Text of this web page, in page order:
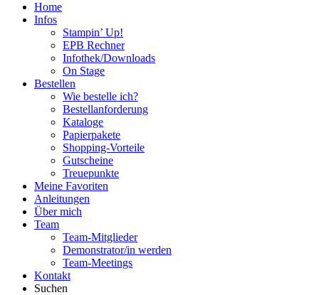
Home
Infos
Stampin’ Up!
EPB Rechner
Infothek/Downloads
On Stage
Bestellen
Wie bestelle ich?
Bestellanforderung
Kataloge
Papierpakete
Shopping-Vorteile
Gutscheine
Treuepunkte
Meine Favoriten
Anleitungen
Über mich
Team
Team-Mitglieder
Demonstrator/in werden
Team-Meetings
Kontakt
Suchen